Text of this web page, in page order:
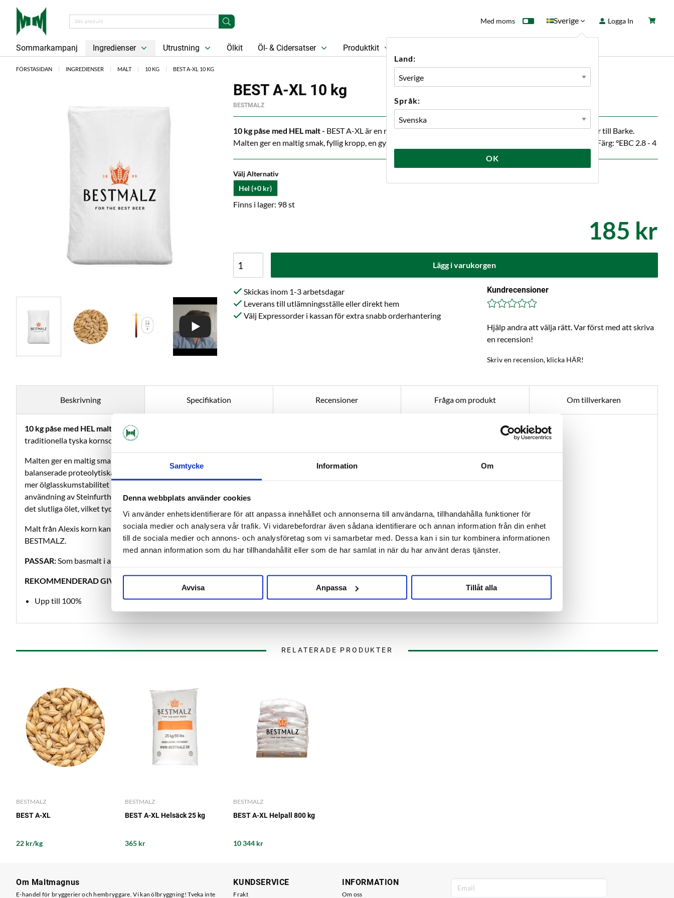
Samtycke Information Om
Denna webbplats använder cookies
Vi använder enhetsidentifierare för att anpassa innehållet och annonserna till användarna, tillhandahålla funktioner för
sociala medier och analysera vår trafik. Vi vidarebefordrar även sådana identifierare och annan information från din enhet
till de sociala medier och annons- och analysföretag som vi samarbetar med. Dessa kan i sin tur kombinera informationen
med annan information som du har tillhandahållit eller som de har samlat in när du har använt deras tjänster.
Avvisa Anpassa Tillåt alla
Med moms Sverige
Land:
Språk:
OK
Logga In
Sommarkampanj Ingredienser Utrustning Ölkit Öl- & Cidersatser Produktkit
FÖRSTASIDAN INGREDIENSER MALT 10 KG BEST A-XL 10 KG
BEST A-XL 10 kg
BESTMALZ
10 kg påse med HEL malt - BEST A-XL är en malt gjord på den traditionella tyska kornsorten Alexis, förälder till Barke.
Malten ger en maltig smak, fyllig kropp, en gyllengul färg samt upp till 30 procent mer ölglasskumstabilitet. Färg: °EBC 2.8 - 4
Välj Alternativ
Hel (+0 kr)
Finns i lager: 98 st
185 kr
Lägg i varukorgen
Skickas inom 1-3 arbetsdagar
Leverans till utlämningsställe eller direkt hem
Välj Expressorder i kassan för extra snabb orderhantering
Kundrecensioner
Hjälp andra att välja rätt. Var först med att skriva
en recension!
Skriv en recension, klicka HÄR!
Beskrivning Specifikation Recensioner Fråga om produkt Om tillverkaren
10 kg påse med HEL malt -
BEST A-XL (Alexis-Xtra Large) är en malt gjord på den
traditionella tyska kornsorten Alexis, förälder till Barke.
Malten ger en maltig smak, fyllig kropp samt en gyllengul färg. På grund av dess
balanserade proteolytiska och cytolytiska egenskaper visar BEST A-XL upp till 30 procent
mer ölglasskumstabilitet i tester, jämfört med konventionell standardmalt. Med
användning av Steinfurth Foam Stabilitet Tester (MEBAK) mättes värden på >120 SKZ i
det slutliga ölet, vilket tyder på mycket bra skum.
Malt från Alexis korn kan användas upp till 100 % i givorna. BEST A-XL finns exklusivt hos
BESTMALZ.
PASSAR:Som basmalt i alla öltyper där man vill ha ett stadigt skum
REKOMMENDERAD GIVA:
Upp till 100%
RELATERADE PRODUKTER
BESTMALZ
BEST A-XL
22 kr/kg
BESTMALZ
BEST A-XL Helsäck 25 kg
365 kr
BESTMALZ
BEST A-XL Helpall 800 kg
10 344 kr
Om Maltmagnus
E-handel för bryggerier och hembryggare. Vi kan ölbryggning! Tveka inte
KUNDSERVICE
Frakt
INFORMATION
Om oss